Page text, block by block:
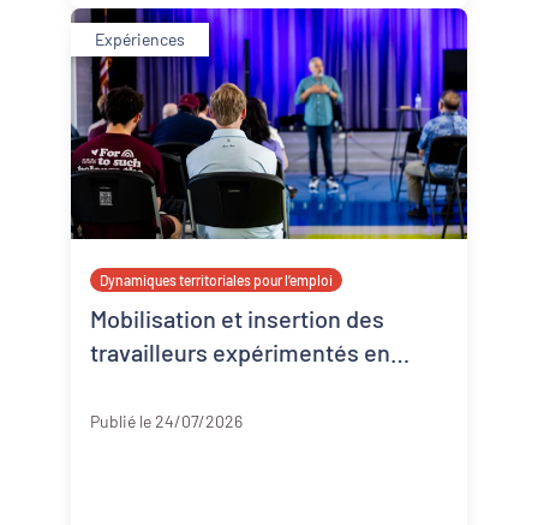
Expériences
Dynamiques territoriales pour l’emploi
Mobilisation et insertion des
travailleurs expérimentés en
Publié le 24/07/2026